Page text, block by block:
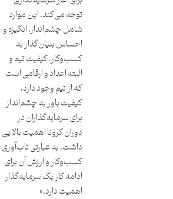
توجه می‌کند. این موارد
شامل چشم‌انداز، انگیزه و
احساس بنیان‌گذار به
کسب‌وکار، کیفیت تیم و
البته اعداد و ارقامی است
که از تیم وجود دارد.
کیفیت باور به چشم‌انداز
برای سرمایه‌گذاران در
دوران کرونا اهمیت بالایی
داشت. به عبارتی تاب‌آوری
کسب‌وکار و ارزش آن برای
ادامه کار یک سرمایه‌گذار
اهمیت دارد.»